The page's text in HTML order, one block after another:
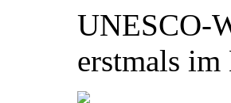
UNESCO-
erstmals